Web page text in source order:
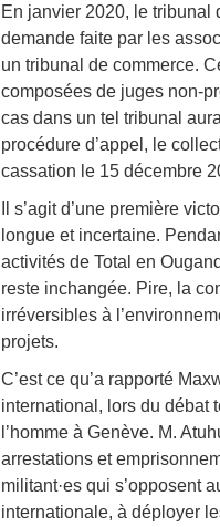
En janvier 2020, le tribunal
demande faite par les
un tribunal de commerce.
composées de juges non-
cas dans un tel tribunal
procédure d’appel, le
cassation le 15 décembre
Il s’agit d’une première
longue et incertaine.
activités de Total en
reste inchangée. Pire, la
irréversibles à
projets.
C’est ce qu’a rapporté
international, lors du débat
l’homme à Genève. M.
arrestations et
militant·es qui s’opposent
internationale, à déployer